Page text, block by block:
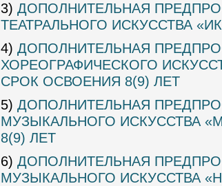
3) ДОПОЛНИТЕЛЬНАЯ
ТЕАТРАЛЬНОГО ИСКУССТВА
4) ДОПОЛНИТЕЛЬНАЯ
ХОРЕОГРАФИЧЕСКОГО
СРОК ОСВОЕНИЯ 8(9) ЛЕТ
5) ДОПОЛНИТЕЛЬНАЯ
МУЗЫКАЛЬНОГО ИСКУССТВА
8(9) ЛЕТ
6) ДОПОЛНИТЕЛЬНАЯ
МУЗЫКАЛЬНОГО ИСКУССТВА